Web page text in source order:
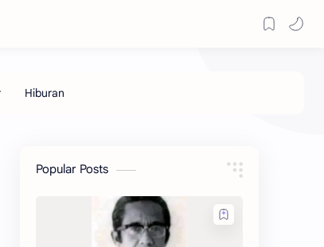
Popular Posts